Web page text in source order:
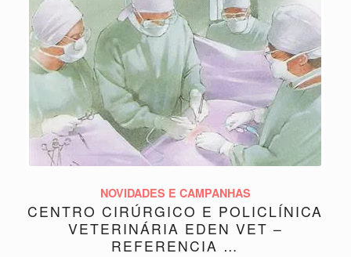
NOVIDADES E CAMPANHAS
CENTRO CIRÚRGICO E POLICLÍNICA
VETERINÁRIA EDEN VET –
REFERENCIA …